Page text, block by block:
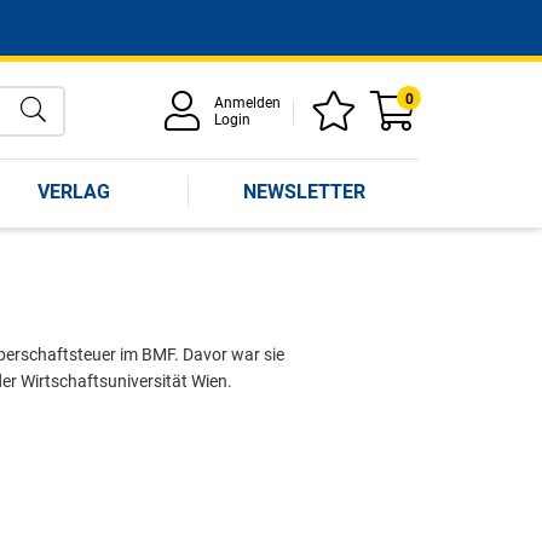
Anmelden
Login
0
VERLAG NEWSLETTER
im BMF. Davor war sie
Wirtschaftsuniversität Wien.